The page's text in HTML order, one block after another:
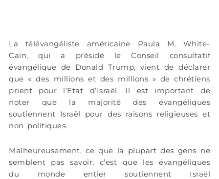
La télévangéliste américaine Paula M. White-
Cain, qui a présidé le Conseil consultatif
évangélique de Donald Trump, vient de déclarer
que « des millions et des millions » de chrétiens
prient pour l’Etat d’Israël. Il est important de
noter que la majorité des évangéliques
soutiennent Israël pour des raisons religieuses et
non politiques.
Malheureusement, ce que la plupart des gens ne
semblent pas savoir, c’est que les évangéliques
du monde entier soutiennent Israël